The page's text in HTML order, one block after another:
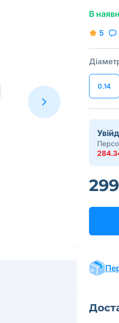
В
5
0.14